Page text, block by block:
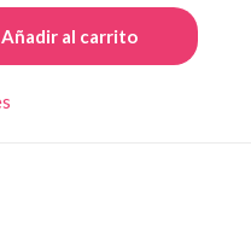
Añadir al carrito